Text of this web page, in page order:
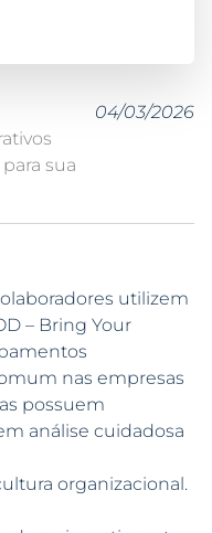
sua
04/03/2026
utilizem
– Bring Your
nas empresas
possuem
análise cuidadosa
organizacional.